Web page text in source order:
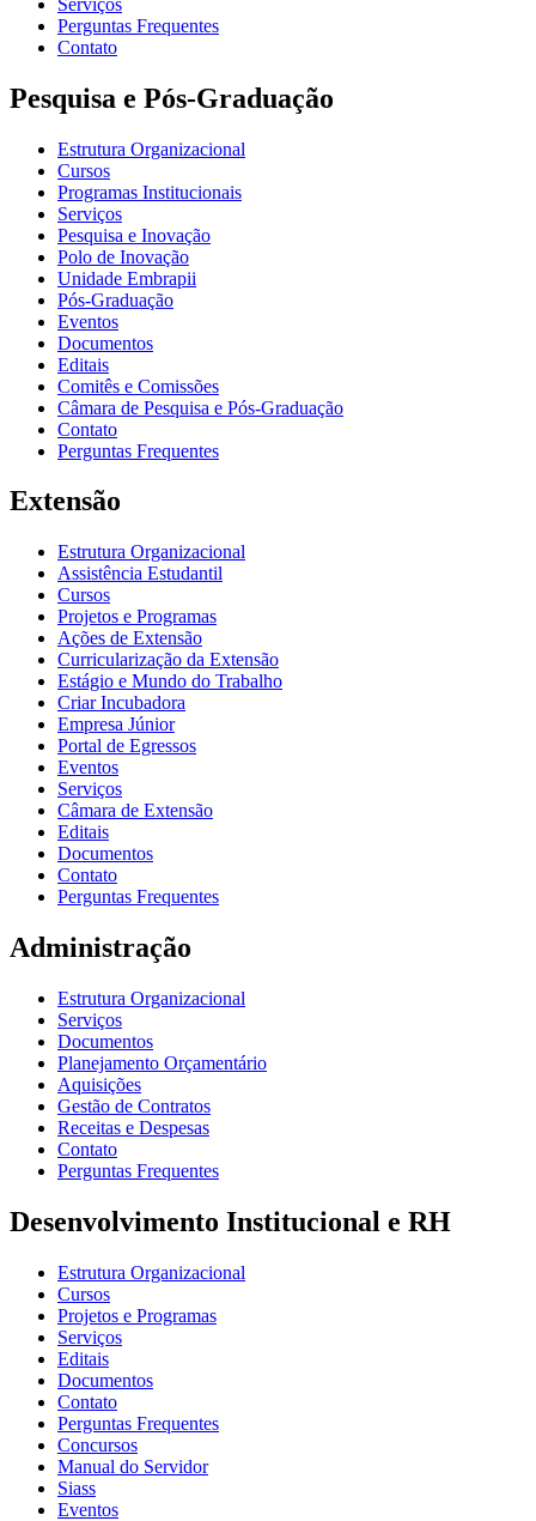
Perguntas Frequentes
Contato
Pesquisa e Pós-Graduação
Estrutura Organizacional
Cursos
Programas Institucionais
Serviços
Pesquisa e Inovação
Polo de Inovação
Unidade Embrapii
Pós-Graduação
Eventos
Documentos
Editais
Comitês e Comissões
Câmara de Pesquisa e Pós-Graduação
Contato
Perguntas Frequentes
Extensão
Estrutura Organizacional
Assistência Estudantil
Cursos
Projetos e Programas
Ações de Extensão
Curricularização da Extensão
Estágio e Mundo do Trabalho
Criar Incubadora
Empresa Júnior
Portal de Egressos
Eventos
Serviços
Câmara de Extensão
Editais
Documentos
Contato
Perguntas Frequentes
Administração
Estrutura Organizacional
Serviços
Documentos
Planejamento Orçamentário
Aquisições
Gestão de Contratos
Receitas e Despesas
Contato
Perguntas Frequentes
Desenvolvimento Institucional e RH
Estrutura Organizacional
Cursos
Projetos e Programas
Serviços
Editais
Documentos
Contato
Perguntas Frequentes
Concursos
Manual do Servidor
Siass
Eventos